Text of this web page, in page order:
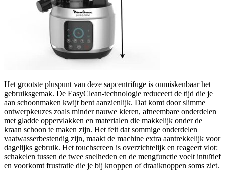
Het grootste pluspunt van deze sapcentrifuge is onmiskenbaar het
gebruiksgemak. De EasyClean-technologie reduceert de tijd die je
aan schoonmaken kwijt bent aanzienlijk. Dat komt door slimme
ontwerpkeuzes zoals minder nauwe kieren, afneembare onderdelen
met gladde oppervlakken en materialen die makkelijk onder de
kraan schoon te maken zijn. Het feit dat sommige onderdelen
vaatwasserbestendig zijn, maakt de machine extra aantrekkelijk voor
dagelijks gebruik. Het touchscreen is overzichtelijk en reageert vlot:
schakelen tussen de twee snelheden en de mengfunctie voelt intuïtief
en voorkomt frustratie die je bij knoppen of draaiknoppen soms ziet.